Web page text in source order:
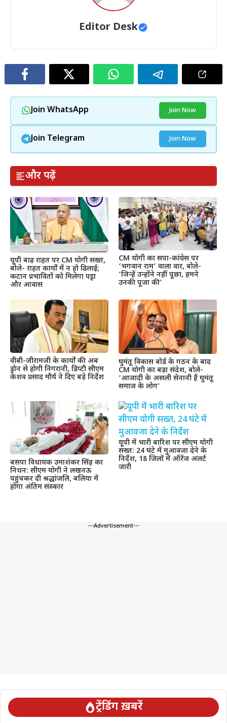
Editor Desk
Join WhatsApp Join Now
Join Telegram Join Now
और पढ़ें
यूपी बाढ़ राहत पर CM योगी सख्त,
बोले- राहत कार्यों में न हो ढिलाई;
कटान प्रभावितों को मिलेगा पट्टा
और आवास
CM योगी का सपा-कांग्रेस पर
‘भगवान राम’ वाला वार, बोले-
‘जिन्हें उन्होंने नहीं पूछा, हमने
उनकी पूजा की’
वीबी-जीरामजी के कार्यों की अब
ड्रोन से होगी निगरानी, डिप्टी सीएम
केशव प्रसाद मौर्य ने दिए बड़े निर्देश
घुमंतू विकास बोर्ड के गठन के बाद
CM योगी का बड़ा संदेश, बोले-
‘आजादी के असली सेनानी हैं घुमंतू
समाज के लोग’
बसपा विधायक उमाशंकर सिंह का
निधन: सीएम योगी ने लखनऊ
पहुंचकर दी श्रद्धांजलि, बलिया में
होगा अंतिम संस्कार
यूपी में भारी बारिश पर सीएम योगी
सख्त: 24 घंटे में मुआवजा देने के
निर्देश, 18 जिलों में ऑरेंज अलर्ट
जारी
---Advertisement---
ट्रेंडिंग ख़बरें